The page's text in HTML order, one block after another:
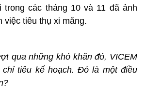
trong các tháng 10 và 11 đã ảnh
việc tiêu thụ xi măng.
qua những khó khăn đó, VICEM
tiêu kế hoạch. Đó là một điều